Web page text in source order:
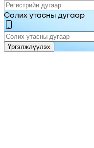
Солих утасны дугаар
Үргэлжлүүлэх